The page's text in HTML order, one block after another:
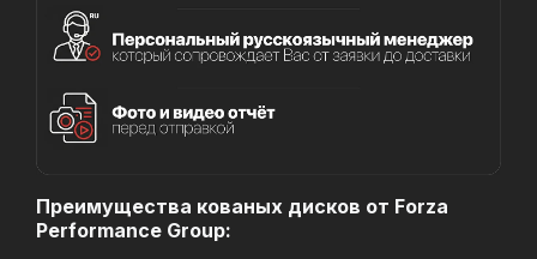
Преимущества кованых дисков от Forza
Performance Group: